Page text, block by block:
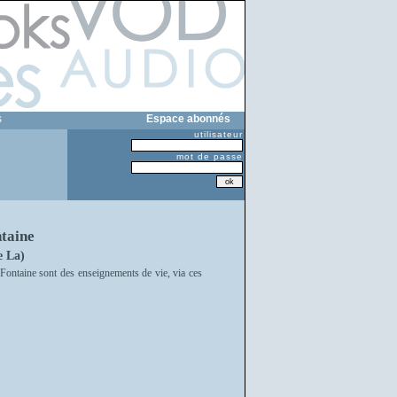
Espace abonnés
utilisateur
mot de passe
La)
sont des enseignements de vie, via ces